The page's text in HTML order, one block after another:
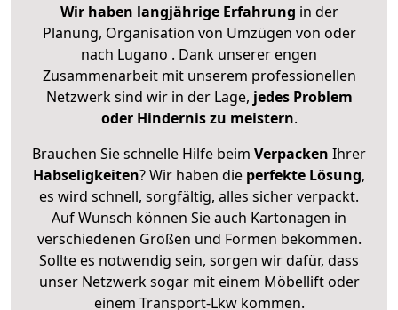
Wir haben langjährige Erfahrung in der
Planung, Organisation von Umzügen von oder
nach Lugano . Dank unserer engen
Zusammenarbeit mit unserem professionellen
Netzwerk sind wir in der Lage, jedes Problem
oder Hindernis zu meistern.
Brauchen Sie schnelle Hilfe beim Verpacken Ihrer
Habseligkeiten? Wir haben die perfekte Lösung,
es wird schnell, sorgfältig, alles sicher verpackt.
Auf Wunsch können Sie auch Kartonagen in
verschiedenen Größen und Formen bekommen.
Sollte es notwendig sein, sorgen wir dafür, dass
unser Netzwerk sogar mit einem Möbellift oder
einem Transport-Lkw kommen.